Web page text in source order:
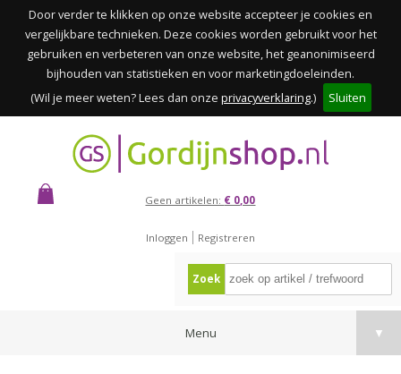
Door verder te klikken op onze website accepteer je cookies en
vergelijkbare technieken. Deze cookies worden gebruikt voor het
gebruiken en verbeteren van onze website, het geanonimiseerd
bijhouden van statistieken en voor marketingdoeleinden.
(Wil je meer weten? Lees dan onze privacyverklaring.) Sluiten
Geen artikelen: € 0,00
Inloggen Registreren
Zoek
Menu ▼